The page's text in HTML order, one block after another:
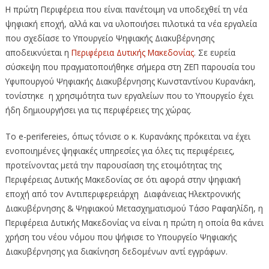
Η πρώτη Περιφέρεια που είναι πανέτοιμη να υποδεχθεί τη νέα
ψηφιακή εποχή, αλλά και να υλοποιήσει πιλοτικά τα νέα εργαλεία
που σχεδίασε το Υπουργείο Ψηφιακής Διακυβέρνησης
αποδεικνύεται η Περιφέρεια Δυτικής Μακεδονίας. Σε ευρεία
σύσκεψη που πραγματοποιήθηκε σήμερα στη ΖΕΠ παρουσία του
Υφυπουργού Ψηφιακής Διακυβέρνησης Κωνσταντίνου Κυρανάκη,
τονίστηκε η χρησιμότητα των εργαλείων που το Υπουργείο έχει
ήδη δημιουργήσει για τις περιφέρειες της χώρας.
Το e-perifereies, όπως τόνισε ο κ. Κυρανάκης πρόκειται να έχει
ενοποιημένες ψηφιακές υπηρεσίες για όλες τις περιφέρειες,
προτείνοντας μετά την παρουσίαση της ετοιμότητας της
Περιφέρειας Δυτικής Μακεδονίας σε ότι αφορά στην ψηφιακή
εποχή από τον Αντιπεριφερειάρχη Διαφάνειας Ηλεκτρονικής
Διακυβέρνησης & Ψηφιακού Μετασχηματισμού Τάσο Ραφαηλίδη, η
Περιφέρεια Δυτικής Μακεδονίας να είναι η πρώτη η οποία θα κάνει
χρήση του νέου νόμου που ψήφισε το Υπουργείο Ψηφιακής
Διακυβέρνησης για διακίνηση δεδομένων αντί εγγράφων.